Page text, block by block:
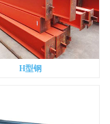
H型钢